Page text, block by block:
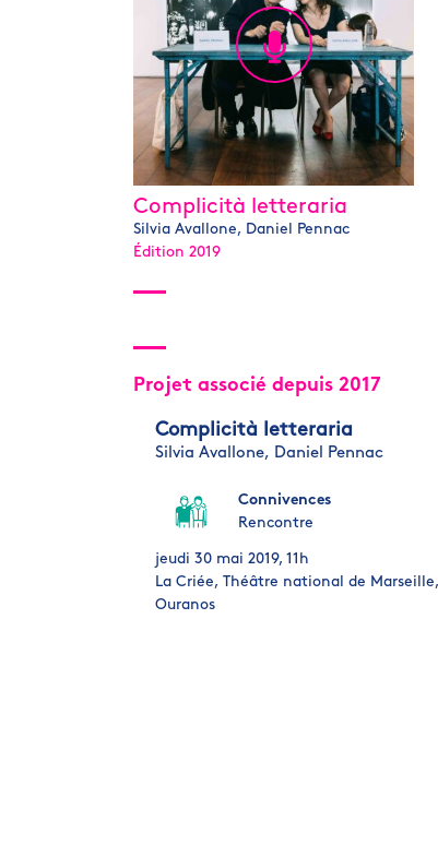
Complicità letteraria
Silvia Avallone, Daniel Pennac
Édition 2019
Projet associé depuis 2017
Complicità letteraria
Silvia Avallone, Daniel Pennac
Connivences
Rencontre
jeudi 30 mai 2019, 11h
La Criée, Théâtre national de
Ouranos